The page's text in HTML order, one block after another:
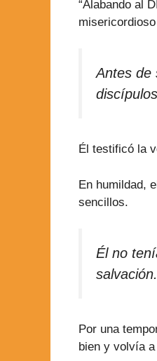
“Alabando al
Antes de
Él testificó la
En humildad,
sencillos.
Él no
salvación.
Por una
bien y volvía